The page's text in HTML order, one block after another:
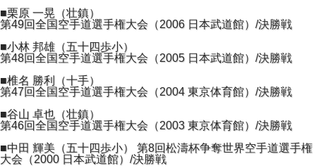
■栗原 一晃（壮鎮）
第49回全国空手道選手権大会（2006 日本武道館）/決勝戦
■小林 邦雄（五十四歩小）
第48回全国空手道選手権大会（2005 日本武道館）/決勝戦
■椎名 勝利（十手）
第47回全国空手道選手権大会（2004 東京体育館）/決勝戦
■谷山 卓也（壮鎮）
第46回全国空手道選手権大会（2003 東京体育館）/決勝戦
■中田 輝美（五十四歩小） 第8回松濤杯争奪世界空手道選手権
大会（2000 日本武道館）/決勝戦